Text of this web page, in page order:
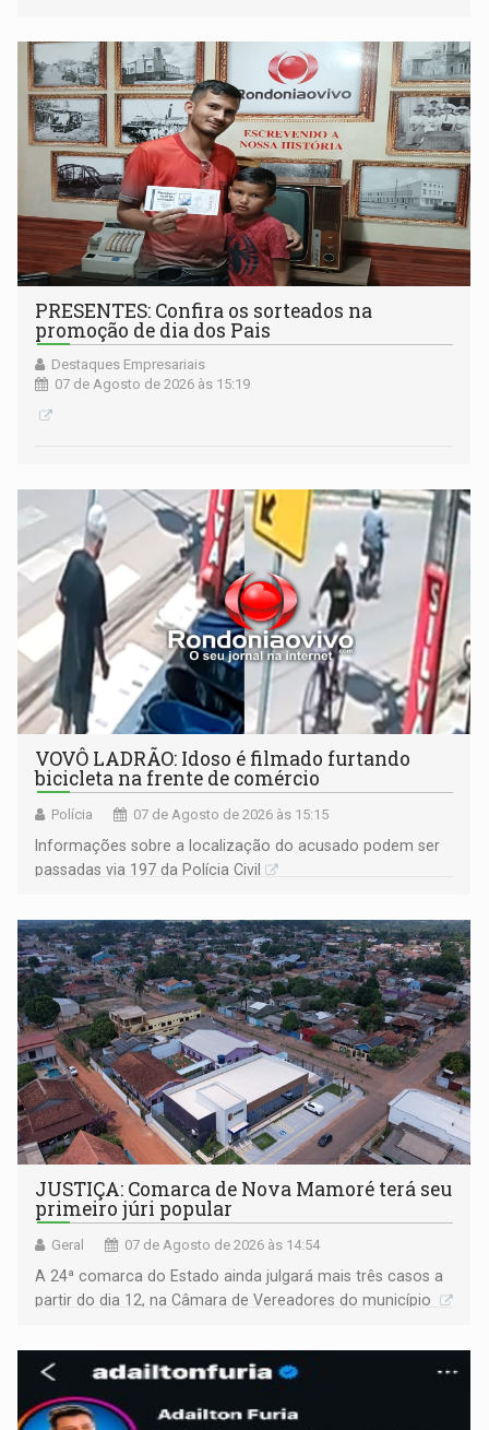
PRESENTES: Confira os sorteados na
promoção de dia dos Pais
Destaques Empresariais
07 de Agosto de 2026 às 15:19
VOVÔ LADRÃO: Idoso é filmado furtando
bicicleta na frente de comércio
Polícia 07 de Agosto de 2026 às 15:15
Informações sobre a localização do acusado podem ser
passadas via 197 da Polícia Civil
JUSTIÇA: Comarca de Nova Mamoré terá seu
primeiro júri popular
Geral 07 de Agosto de 2026 às 14:54
A 24ª comarca do Estado ainda julgará mais três casos a
partir do dia 12, na Câmara de Vereadores do município